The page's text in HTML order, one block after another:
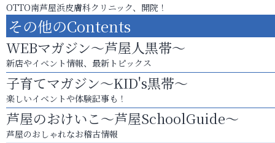
OTTO南芦屋浜皮膚科クリニック、開院！
その他のContents
WEBマガジン～芦屋人黒帯～
新店やイベント情報、最新トピックス
子育てマガジン～KID's黒帯～
楽しいイベントや体験記事も！
芦屋のおけいこ～芦屋SchoolGuide～
芦屋のおしゃれなお稽古情報